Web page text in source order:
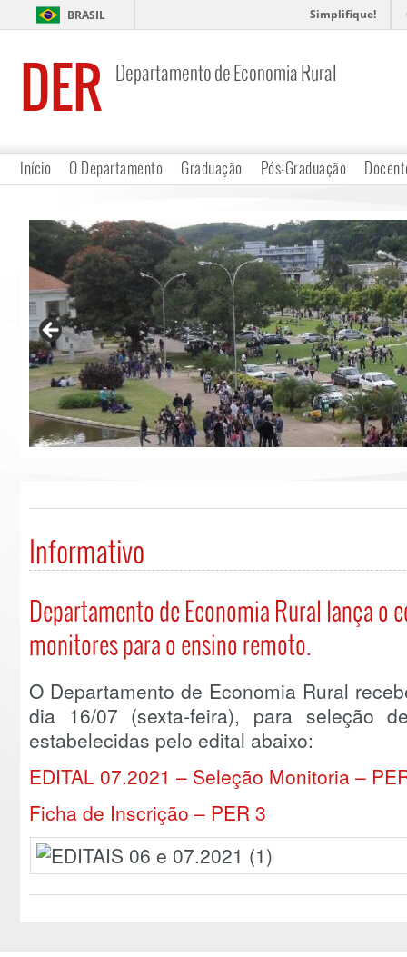
BRASIL Simplifique!
DER Departamento de Economia Rural
Início O Departamento Graduação Pós-Graduação
Informativo
Departamento de Economia Rural lança o
monitores para o ensino remoto.
O Departamento de Economia Rural
dia 16/07 (sexta-feira), para seleção
estabelecidas pelo edital abaixo:
EDITAL 07.2021 – Seleção Monitoria –
Ficha de Inscrição – PER 3